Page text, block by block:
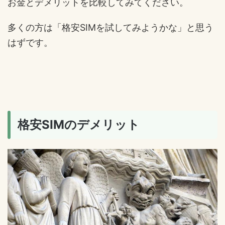
お金とデメリットを比較してみてください。
多くの方は「格安SIMを試してみようかな」と思う
はずです。
格安SIMのデメリット